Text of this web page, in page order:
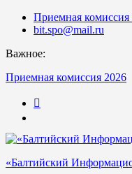
Skip
Приемная комиссия
bit.spo@mail.ru
Важное:
Приемная комиссия 2026
«Балтийский